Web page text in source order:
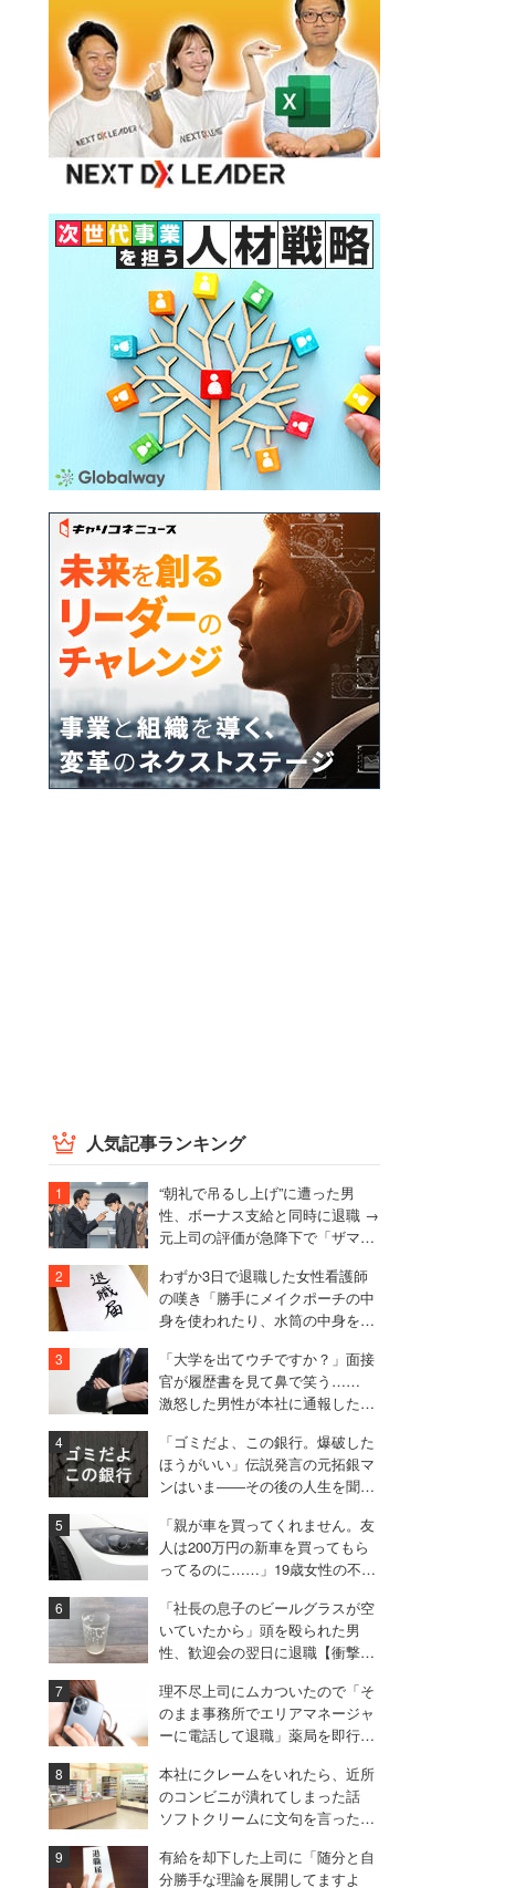
人気記事ランキング
“朝礼で吊るし上げ”に遭った男
性、ボーナス支給と同時に退職 →
元上司の評価が急降下で「ザマア
わずか3日で退職した女性看護師
の嘆き「勝手にメイクポーチの中
身を使われたり、水筒の中身を捨
「大学を出てウチですか？」面接
官が履歴書を見て鼻で笑う……
激怒した男性が本社に通報した結
「ゴミだよ、この銀行。爆破した
ほうがいい」伝説発言の元拓銀マ
ンはいま――その後の人生を聞い
「親が車を買ってくれません。友
人は200万円の新車を買ってもら
ってるのに……」19歳女性の不満
「社長の息子のビールグラスが空
いていたから」頭を殴られた男
性、歓迎会の翌日に退職【衝撃エ
理不尽上司にムカついたので「そ
のまま事務所でエリアマネージャ
ーに電話して退職」薬局を即行で
本社にクレームをいれたら、近所
のコンビニが潰れてしまった話
ソフトクリームに文句を言ったと
有給を却下した上司に「随分と自
分勝手な理論を展開してますよ